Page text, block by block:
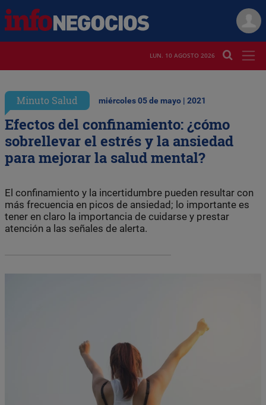
LUN. 10 AGOSTO 2026
Minuto Salud miércoles 05 de mayo | 2021
Efectos del confinamiento: ¿cómo
sobrellevar el estrés y la ansiedad
para mejorar la salud mental?
El confinamiento y la incertidumbre pueden resultar con
más frecuencia en picos de ansiedad; lo importante es
tener en claro la importancia de cuidarse y prestar
atención a las señales de alerta.